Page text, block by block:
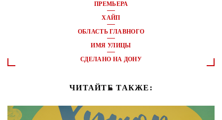
ПРЕМЬЕРА
ХАЙП
ОБЛАСТЬ ГЛАВНОГО
ИМЯ УЛИЦЫ
СДЕЛАНО НА ДОНУ
ЧИТАЙТЕ ТАКЖЕ: